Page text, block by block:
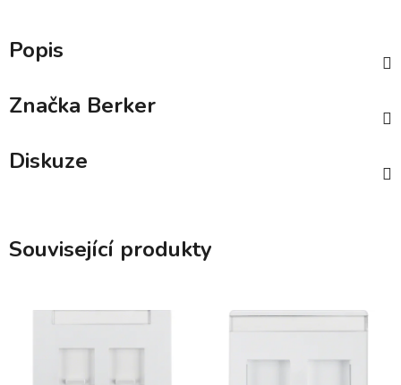
Popis
Značka Berker
Diskuze
Související produkty